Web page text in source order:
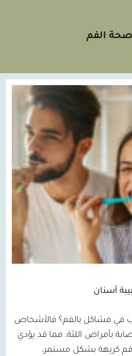
الفم
أسنان
في مشاكل بالفم؟ فالأشخاص
بأمراض اللثة، مما قد يؤدي
فم كريهة بشكل مستمر،